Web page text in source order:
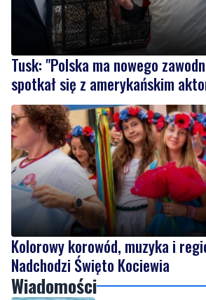
Tusk: "Polska ma nowego
spotkał się z amerykańskim
Kolorowy korowód, muzyka i
Nadchodzi Święto Kociewia
Wiadomości